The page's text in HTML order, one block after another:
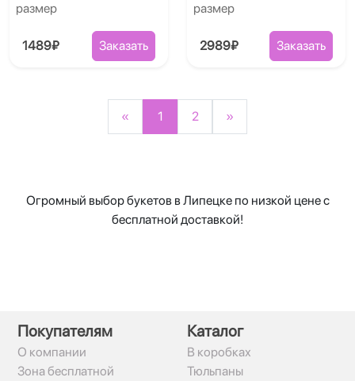
размер
1489₽ Заказать
размер
2989₽ Заказать
« 1 2 »
Огромный выбор букетов в Липецке по низкой цене с
бесплатной доставкой!
Покупателям
О компании
Зона бесплатной
Каталог
В коробках
Тюльпаны